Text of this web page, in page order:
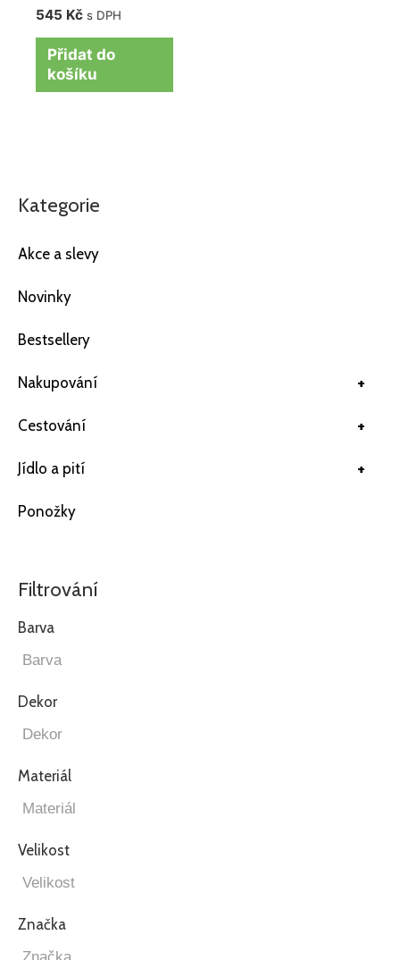
Kategorie
Akce a slevy
Novinky
Bestsellery
+
Nakupování
+
Cestování
+
Jídlo a pití
Ponožky
Filtrování
Barva
Dekor
Materiál
Velikost
Značka
545 Kč s DPH
Přidat do
košíku